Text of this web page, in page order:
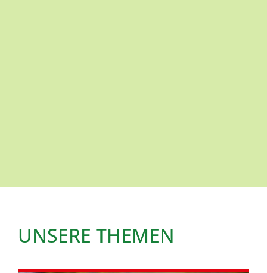
UNSERE THEMEN